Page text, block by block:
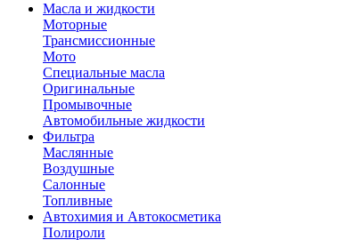
Масла и жидкости
Моторные
Трансмиссионные
Мото
Специальные масла
Оригинальные
Промывочные
Автомобильные жидкости
Фильтра
Маслянные
Воздушные
Салонные
Топливные
Автохимия и Автокосметика
Полироли